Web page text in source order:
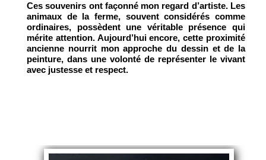
Ces souvenirs ont façonné mon regard d’artiste. Les
animaux de la ferme, souvent considérés comme
ordinaires, possèdent une véritable présence qui
mérite attention. Aujourd’hui encore, cette proximité
ancienne nourrit mon approche du dessin et de la
peinture, dans une volonté de représenter le vivant
avec justesse et respect.